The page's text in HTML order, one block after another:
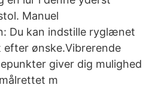
Manuel
Du kan indstille ryglænet
ønske.Vibrerende
giver dig mulighed
m